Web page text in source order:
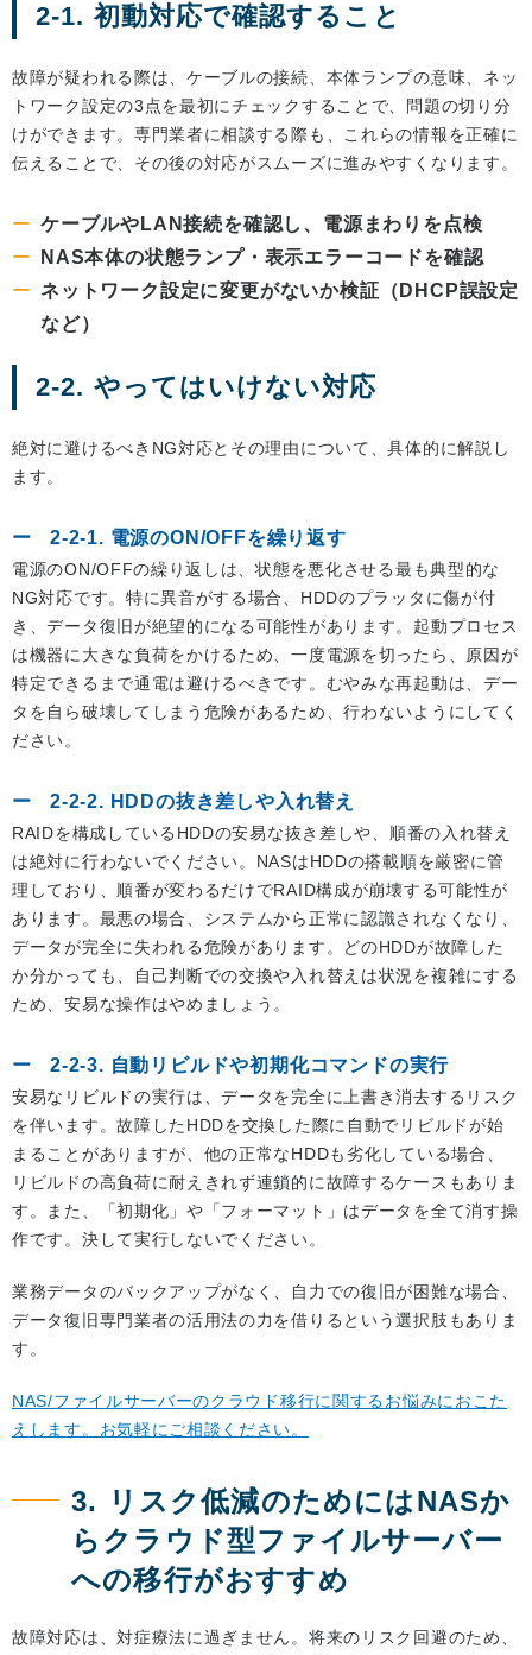
2-1. 初動対応で確認すること
故障が疑われる際は、ケーブルの接続、本体ランプの意味、ネッ
トワーク設定の3点を最初にチェックすることで、問題の切り分
けができます。専門業者に相談する際も、これらの情報を正確に
伝えることで、その後の対応がスムーズに進みやすくなります。
ケーブルやLAN接続を確認し、電源まわりを点検
NAS本体の状態ランプ・表示エラーコードを確認
ネットワーク設定に変更がないか検証（DHCP誤設定
など）
2-2. やってはいけない対応
絶対に避けるべきNG対応とその理由について、具体的に解説し
ます。
2-2-1. 電源のON/OFFを繰り返す
電源のON/OFFの繰り返しは、状態を悪化させる最も典型的な
NG対応です。特に異音がする場合、HDDのプラッタに傷が付
き、データ復旧が絶望的になる可能性があります。起動プロセス
は機器に大きな負荷をかけるため、一度電源を切ったら、原因が
特定できるまで通電は避けるべきです。むやみな再起動は、デー
タを自ら破壊してしまう危険があるため、行わないようにしてく
ださい。
2-2-2. HDDの抜き差しや入れ替え
RAIDを構成しているHDDの安易な抜き差しや、順番の入れ替え
は絶対に行わないでください。NASはHDDの搭載順を厳密に管
理しており、順番が変わるだけでRAID構成が崩壊する可能性が
あります。最悪の場合、システムから正常に認識されなくなり、
データが完全に失われる危険があります。どのHDDが故障した
か分かっても、自己判断での交換や入れ替えは状況を複雑にする
ため、安易な操作はやめましょう。
2-2-3. 自動リビルドや初期化コマンドの実行
安易なリビルドの実行は、データを完全に上書き消去するリスク
を伴います。故障したHDDを交換した際に自動でリビルドが始
まることがありますが、他の正常なHDDも劣化している場合、
リビルドの高負荷に耐えきれず連鎖的に故障するケースもありま
す。また、「初期化」や「フォーマット」はデータを全て消す操
作です。決して実行しないでください。
業務データのバックアップがなく、自力での復旧が困難な場合、
データ復旧専門業者の活用法の力を借りるという選択肢もありま
す。
NAS/ファイルサーバーのクラウド移行に関するお悩みにおこた
えします。お気軽にご相談ください。
3. リスク低減のためにはNASか
らクラウド型ファイルサーバー
への移行がおすすめ
故障対応は、対症療法に過ぎません。将来のリスク回避のため、